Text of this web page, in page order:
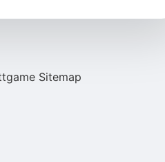
Sitemap